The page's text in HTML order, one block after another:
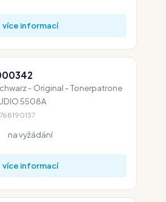
více informací
- Original - Tonerpatrone
5508A
na vyžádání
více informací